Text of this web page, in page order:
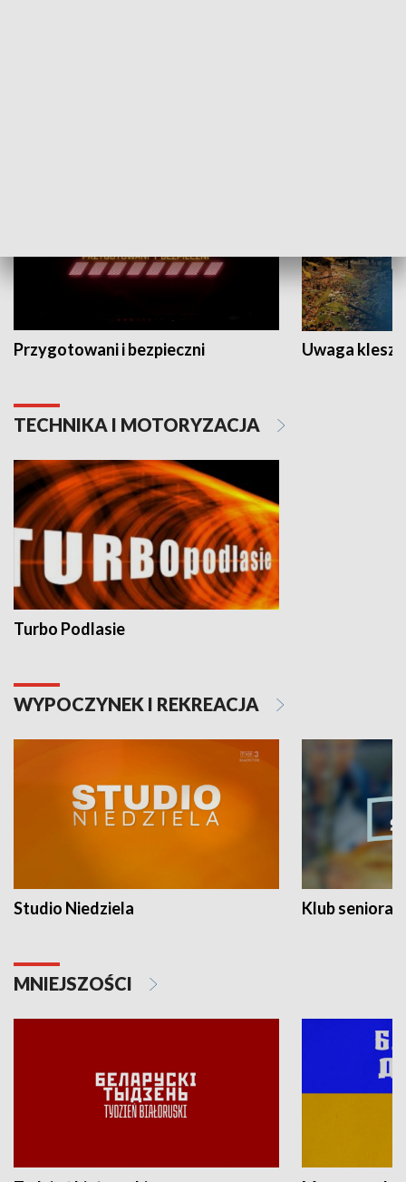
Przygotowani i bezpieczni Uwaga
TECHNIKA I MOTORYZACJA
Turbo Podlasie
WYPOCZYNEK I REKREACJA
Studio Niedziela Klub seniora
MNIEJSZOŚCI